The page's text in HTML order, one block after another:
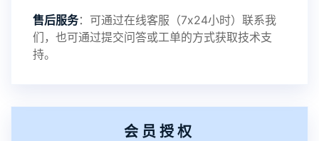
提示1：为避免异常风险情况，传输对方手机数据文
件至本地请先切换代理网络
售后服务：可通过在线客服（7x24小时）联系我
们，也可通过提交问答或工单的方式获取技术支
持。
会员授权